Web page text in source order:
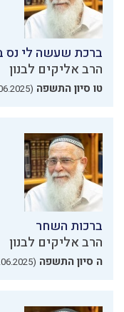
ברכת שעשה לי נס
הרב אליקים לבנון
טו סיון התשפה (11.06.2025)
ברכות השחר
הרב אליקים לבנון
ה סיון התשפה (01.06.2025)